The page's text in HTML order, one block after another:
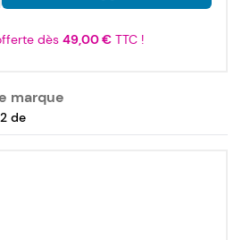
dès 49,00 €TTC !
marque
de